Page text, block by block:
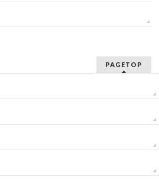
PAGETOP